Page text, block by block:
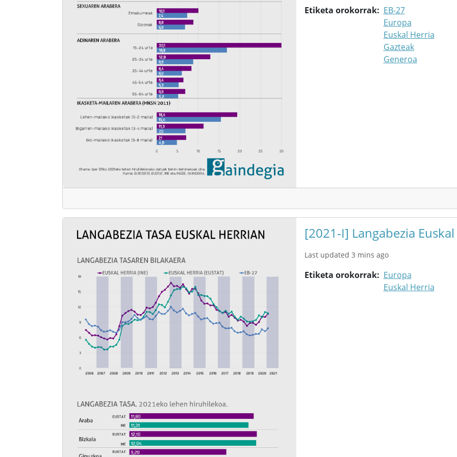
Etiketa orokorrak
EB-27
Europa
Euskal Herria
Gazteak
Generoa
[2021-I] Langabezia
Last updated 3 mins ago
Etiketa orokorrak
Europa
Euskal Herria